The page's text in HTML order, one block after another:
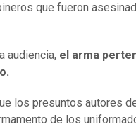
que fueron
audiencia, el arma
los presuntos autores
de los